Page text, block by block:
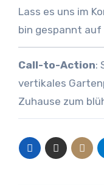
Lass es uns im
bin gespannt auf
Call-to-Action:
vertikales
Zuhause zum